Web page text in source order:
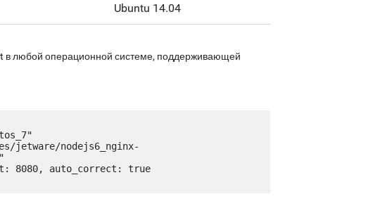
Ubuntu 14.04
в любой операционной системе, поддерживающей